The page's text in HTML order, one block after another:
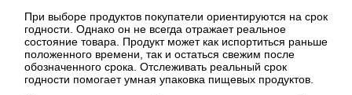
При выборе продуктов покупатели ориентируются на срок
годности. Однако он не всегда отражает реальное
состояние товара. Продукт может как испортиться раньше
положенного времени, так и остаться свежим после
обозначенного срока. Отслеживать реальный срок
годности помогает умная упаковка пищевых продуктов.